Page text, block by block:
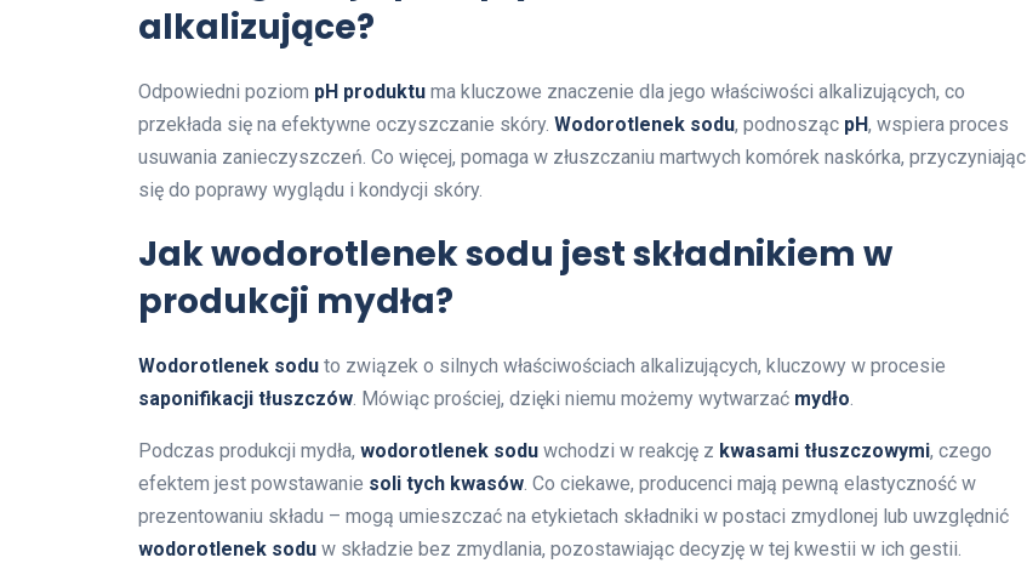
alkalizujące?
Odpowiedni poziom pH produktu ma kluczowe znaczenie dla jego właściwości alkalizujących, co
przekłada się na efektywne oczyszczanie skóry. Wodorotlenek sodu, podnosząc pH, wspiera proces
usuwania zanieczyszczeń. Co więcej, pomaga w złuszczaniu martwych komórek naskórka, przyczyniając
się do poprawy wyglądu i kondycji skóry.
Jak wodorotlenek sodu jest składnikiem w
produkcji mydła?
Wodorotlenek sodu to związek o silnych właściwościach alkalizujących, kluczowy w procesie
saponifikacji tłuszczów. Mówiąc prościej, dzięki niemu możemy wytwarzać mydło.
Podczas produkcji mydła, wodorotlenek sodu wchodzi w reakcję z kwasami tłuszczowymi, czego
efektem jest powstawanie soli tych kwasów. Co ciekawe, producenci mają pewną elastyczność w
prezentowaniu składu – mogą umieszczać na etykietach składniki w postaci zmydlonej lub uwzględnić
wodorotlenek sodu w składzie bez zmydlania, pozostawiając decyzję w tej kwestii w ich gestii.